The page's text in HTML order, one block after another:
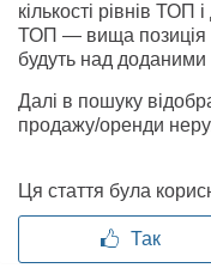
кількості рівнів ТОП
ТОП — вища позиція
будуть над доданими
Далі в пошуку
продажу/оренди
Ця стаття була
Так